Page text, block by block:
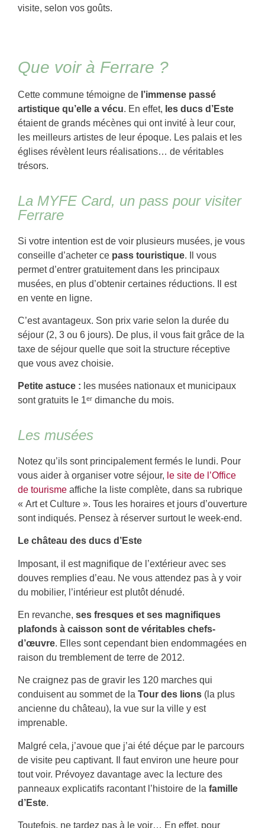
visite, selon vos goûts.
Que voir à Ferrare ?
Cette commune témoigne de l’immense passé
artistique qu’elle a vécu. En effet, les ducs d’Este
étaient de grands mécènes qui ont invité à leur cour,
les meilleurs artistes de leur époque. Les palais et les
églises révèlent leurs réalisations… de véritables
trésors.
La MYFE Card, un pass pour visiter
Ferrare
Si votre intention est de voir plusieurs musées, je vous
conseille d’acheter ce pass touristique. Il vous
permet d’entrer gratuitement dans les principaux
musées, en plus d’obtenir certaines réductions. Il est
en vente en ligne.
C’est avantageux. Son prix varie selon la durée du
séjour (2, 3 ou 6 jours). De plus, il vous fait grâce de la
taxe de séjour quelle que soit la structure réceptive
que vous avez choisie.
Petite astuce : les musées nationaux et municipaux
sont gratuits le 1ᵉʳ dimanche du mois.
Les musées
Notez qu’ils sont principalement fermés le lundi. Pour
vous aider à organiser votre séjour, le site de l’Office
de tourisme affiche la liste complète, dans sa rubrique
« Art et Culture ». Tous les horaires et jours d’ouverture
sont indiqués. Pensez à réserver surtout le week-end.
Le château des ducs d’Este
Imposant, il est magnifique de l’extérieur avec ses
douves remplies d’eau. Ne vous attendez pas à y voir
du mobilier, l’intérieur est plutôt dénudé.
En revanche, ses fresques et ses magnifiques
plafonds à caisson sont de véritables chefs-
d’œuvre. Elles sont cependant bien endommagées en
raison du tremblement de terre de 2012.
Ne craignez pas de gravir les 120 marches qui
conduisent au sommet de la Tour des lions (la plus
ancienne du château), la vue sur la ville y est
imprenable.
Malgré cela, j’avoue que j’ai été déçue par le parcours
de visite peu captivant. Il faut environ une heure pour
tout voir. Prévoyez davantage avec la lecture des
panneaux explicatifs racontant l’histoire de la famille
d’Este.
Toutefois, ne tardez pas à le voir… En effet, pour